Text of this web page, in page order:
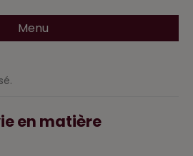
Menu
en matière